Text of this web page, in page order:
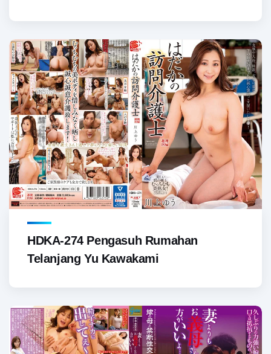
HDKA-274 Pengasuh Rumahan
Telanjang Yu Kawakami